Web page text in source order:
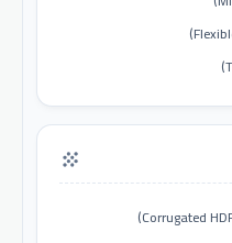
grain